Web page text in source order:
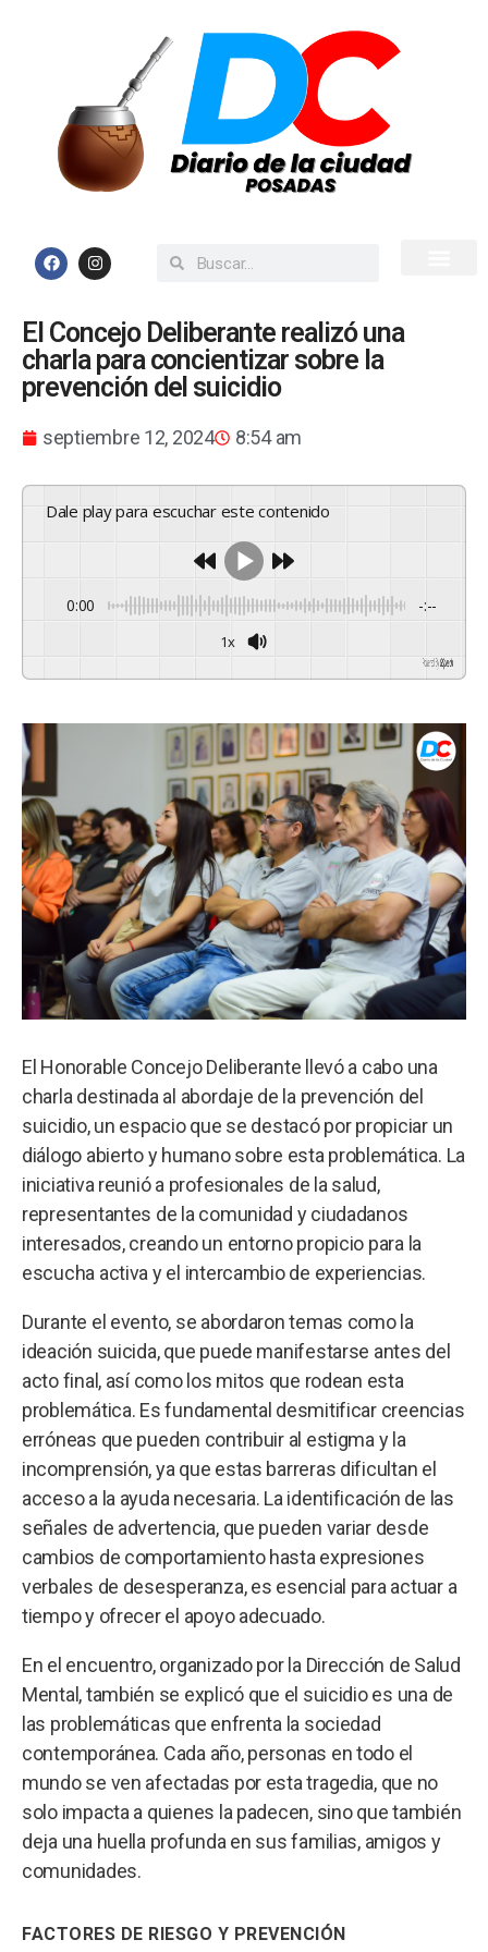
El Concejo Deliberante realizó una
charla para concientizar sobre la
prevención del suicidio
septiembre 12, 2024 8:54 am
Dale play para escuchar este contenido
0:00 -:--
1x
GSpeech
El Honorable Concejo Deliberante llevó a cabo una
charla destinada al abordaje de la prevención del
suicidio, un espacio que se destacó por propiciar un
diálogo abierto y humano sobre esta problemática. La
iniciativa reunió a profesionales de la salud,
representantes de la comunidad y ciudadanos
interesados, creando un entorno propicio para la
escucha activa y el intercambio de experiencias.
Durante el evento, se abordaron temas como la
ideación suicida, que puede manifestarse antes del
acto final, así como los mitos que rodean esta
problemática. Es fundamental desmitificar creencias
erróneas que pueden contribuir al estigma y la
incomprensión, ya que estas barreras dificultan el
acceso a la ayuda necesaria. La identificación de las
señales de advertencia, que pueden variar desde
cambios de comportamiento hasta expresiones
verbales de desesperanza, es esencial para actuar a
tiempo y ofrecer el apoyo adecuado.
En el encuentro, organizado por la Dirección de Salud
Mental, también se explicó que el suicidio es una de
las problemáticas que enfrenta la sociedad
contemporánea. Cada año, personas en todo el
mundo se ven afectadas por esta tragedia, que no
solo impacta a quienes la padecen, sino que también
deja una huella profunda en sus familias, amigos y
comunidades.
FACTORES DE RIESGO Y PREVENCIÓN